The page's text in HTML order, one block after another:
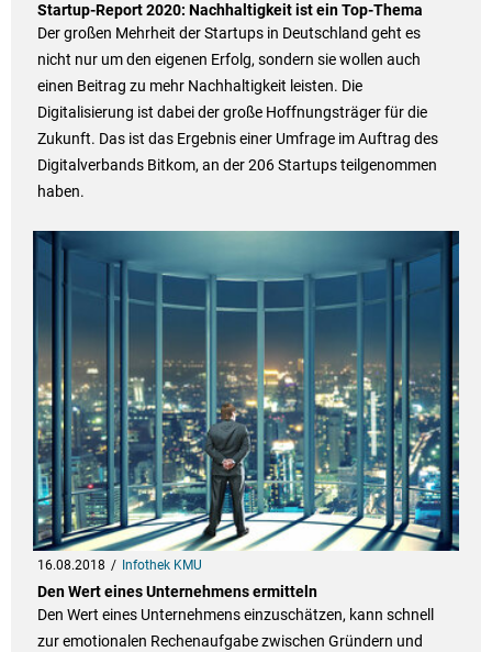
Startup-Report 2020: Nachhaltigkeit ist ein Top-Thema
Der großen Mehrheit der Startups in Deutschland geht es
nicht nur um den eigenen Erfolg, sondern sie wollen auch
einen Beitrag zu mehr Nachhaltigkeit leisten. Die
Digitalisierung ist dabei der große Hoffnungsträger für die
Zukunft. Das ist das Ergebnis einer Umfrage im Auftrag des
Digitalverbands Bitkom, an der 206 Startups teilgenommen
haben.
16.08.2018 Infothek KMU
Den Wert eines Unternehmens ermitteln
Den Wert eines Unternehmens einzuschätzen, kann schnell
zur emotionalen Rechenaufgabe zwischen Gründern und